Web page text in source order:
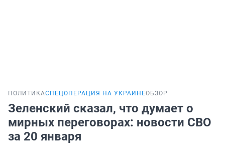
ПОЛИТИКАСПЕЦОПЕРАЦИЯ НА УКРАИНЕОБЗОР
Зеленский сказал, что думает о
мирных переговорах: новости СВО
за 20 января